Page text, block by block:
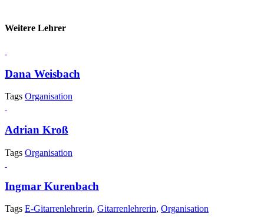
Weitere Lehrer
Dana Weisbach
Tags Organisation
Adrian Kroß
Tags Organisation
Ingmar Kurenbach
Tags E-Gitarrenlehrerin, Gitarrenlehrerin, Organisation